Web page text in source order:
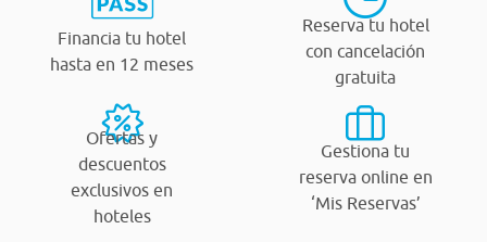
Financia tu hotel
hasta en 12 meses
Reserva tu hotel
con cancelación
gratuita
Ofertas y
descuentos
exclusivos en
hoteles
Gestiona tu
reserva online en
‘Mis Reservas’